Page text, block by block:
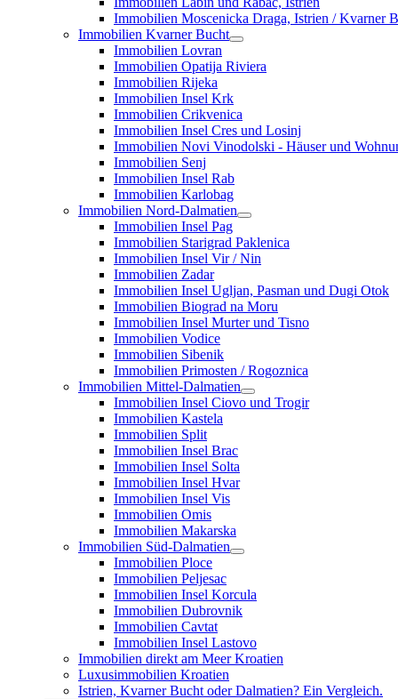
Immobilien Moscenicka Draga, Istrien / Kvarner
Immobilien Kvarner Bucht
Immobilien Lovran
Immobilien Opatija Riviera
Immobilien Rijeka
Immobilien Insel Krk
Immobilien Crikvenica
Immobilien Insel Cres und Losinj
Immobilien Novi Vinodolski - Häuser und
Immobilien Senj
Immobilien Insel Rab
Immobilien Karlobag
Immobilien Nord-Dalmatien
Immobilien Insel Pag
Immobilien Starigrad Paklenica
Immobilien Insel Vir / Nin
Immobilien Zadar
Immobilien Insel Ugljan, Pasman und Dugi Otok
Immobilien Biograd na Moru
Immobilien Insel Murter und Tisno
Immobilien Vodice
Immobilien Sibenik
Immobilien Primosten / Rogoznica
Immobilien Mittel-Dalmatien
Immobilien Insel Ciovo und Trogir
Immobilien Kastela
Immobilien Split
Immobilien Insel Brac
Immobilien Insel Solta
Immobilien Insel Hvar
Immobilien Insel Vis
Immobilien Omis
Immobilien Makarska
Immobilien Süd-Dalmatien
Immobilien Ploce
Immobilien Peljesac
Immobilien Insel Korcula
Immobilien Dubrovnik
Immobilien Cavtat
Immobilien Insel Lastovo
Immobilien direkt am Meer Kroatien
Luxusimmobilien Kroatien
Istrien, Kvarner Bucht oder Dalmatien? Ein Vergleich.